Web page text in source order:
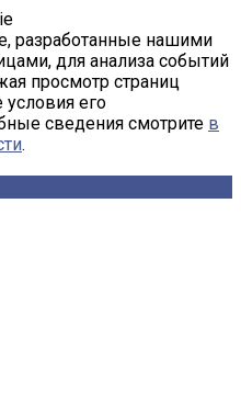
разработанные нашими
для анализа событий
просмотр страниц
его
сведения смотрите в
.